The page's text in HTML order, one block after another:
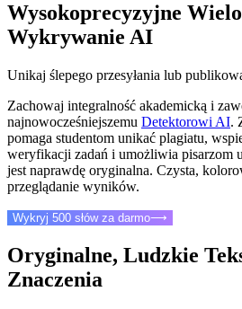
Wysokoprecyzyjne
Wykrywanie AI
Unikaj ślepego przesyłania lub
Zachowaj integralność akademicką i
najnowocześniejszemu Detektorowi AI.
pomaga studentom unikać plagiatu,
weryfikacji zadań i umożliwia pisarzom
jest naprawdę oryginalna. Czysta,
przeglądanie wyników.
Wykryj 500 słów za darmo⟶
Oryginalne, Ludzkie
Znaczenia